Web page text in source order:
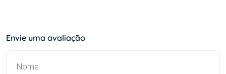
Envie uma avaliação